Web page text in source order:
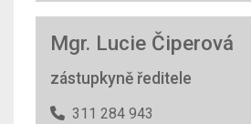
Mgr. Lucie Čiperová
zástupkyně ředitele
311 284 943